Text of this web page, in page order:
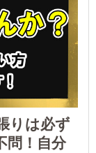
りは必ず
問！自分